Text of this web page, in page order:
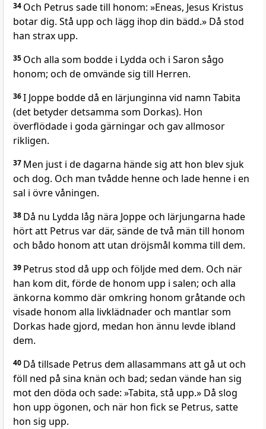
34 Och Petrus sade till honom: »Eneas, Jesus Kristus
botar dig. Stå upp och lägg ihop din bädd.» Då stod
han strax upp.
35 Och alla som bodde i Lydda och i Saron sågo
honom; och de omvände sig till Herren.
36I Joppe bodde då en lärjunginna vid namn Tabita
(det betyder detsamma som Dorkas). Hon
överflödade i goda gärningar och gav allmosor
rikligen.
37 Men just i de dagarna hände sig att hon blev sjuk
och dog. Och man tvådde henne och lade henne i en
sal i övre våningen.
38 Då nu Lydda låg nära Joppe och lärjungarna hade
hört att Petrus var där, sände de två män till honom
och bådo honom att utan dröjsmål komma till dem.
39 Petrus stod då upp och följde med dem. Och när
han kom dit, förde de honom upp i salen; och alla
änkorna kommo där omkring honom gråtande och
visade honom alla livklädnader och mantlar som
Dorkas hade gjord, medan hon ännu levde ibland
dem.
40 Då tillsade Petrus dem allasammans att gå ut och
föll ned på sina knän och bad; sedan vände han sig
mot den döda och sade: »Tabita, stå upp.» Då slog
hon upp ögonen, och när hon fick se Petrus, satte
hon sig upp.